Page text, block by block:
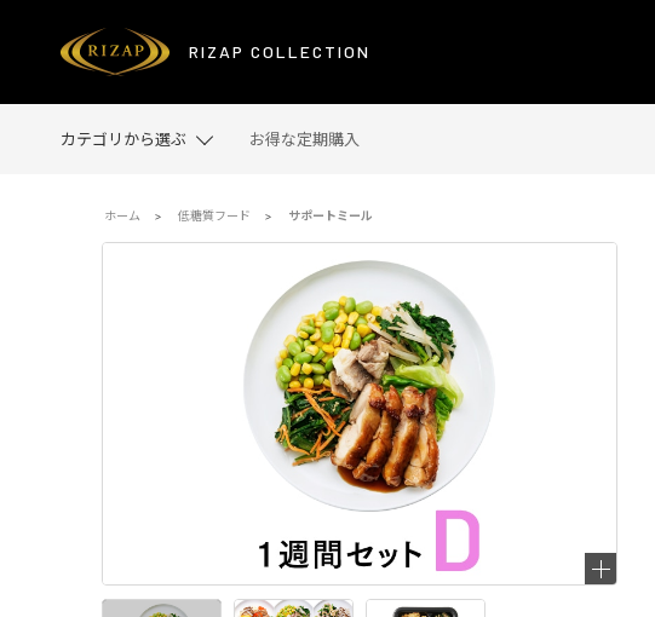
RIZAP COLLECTION
カテゴリから選ぶ お得な定期購入
ホーム 低糖質フード サポートミール